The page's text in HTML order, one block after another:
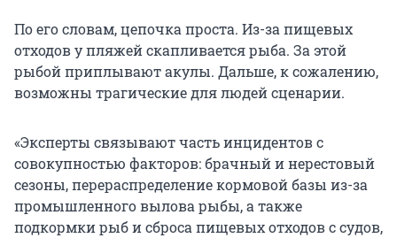
По его словам, цепочка проста. Из-за пищевых
отходов у пляжей скапливается рыба. За этой
рыбой приплывают акулы. Дальше, к сожалению,
возможны трагические для людей сценарии.
«Эксперты связывают часть инцидентов с
совокупностью факторов: брачный и нерестовый
сезоны, перераспределение кормовой базы из-за
промышленного вылова рыбы, а также
подкормки рыб и сброса пищевых отходов с судов,